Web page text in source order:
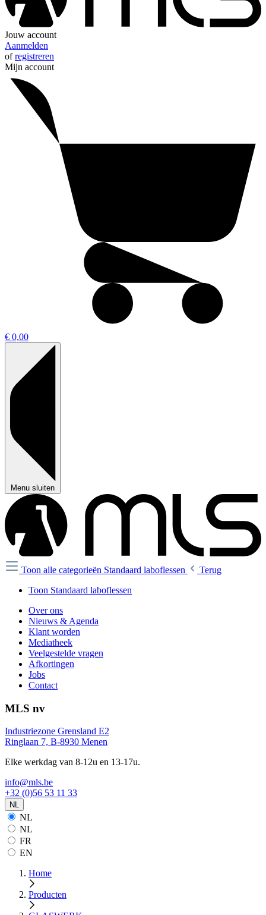
Jouw account
Aanmelden
ofregistreren
Mijn account
€ 0,00
Menu sluiten
Toon alle categorieën Standaard laboflessen
Terug
Toon Standaard laboflessen
Over ons
Nieuws & Agenda
Klant worden
Mediatheek
Veelgestelde vragen
Afkortingen
Jobs
Contact
MLS nv
Industriezone Grensland E2
Ringlaan 7, B-8930 Menen
Elke werkdag van 8-12u en 13-17u.
info@mls.be
+32 (0)56 53 11 33
NL
NL
NL
FR
EN
Home
Producten